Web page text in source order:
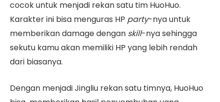
cocok untuk menjadi rekan satu tim HuoHuo.
Karakter ini bisa menguras HP party-nya untuk
memberikan damage dengan skill-nya sehingga
sekutu kamu akan memiliki HP yang lebih rendah
dari biasanya.
Dengan menjadi Jingliu rekan satu timnya, HuoHuo